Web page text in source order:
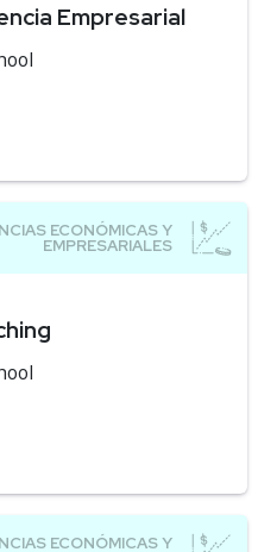
Empresarial